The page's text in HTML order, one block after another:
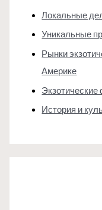
Локальные
Уникальные
Рынки
Америке
Экзотические
История и